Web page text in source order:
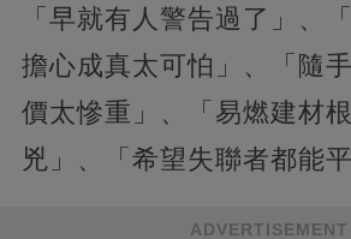
「早就有人警告過了」、
擔心成真太可怕」、「隨
價太慘重」、「易燃建材
兇」、「希望失聯者都能平
ADVERTISEMENT